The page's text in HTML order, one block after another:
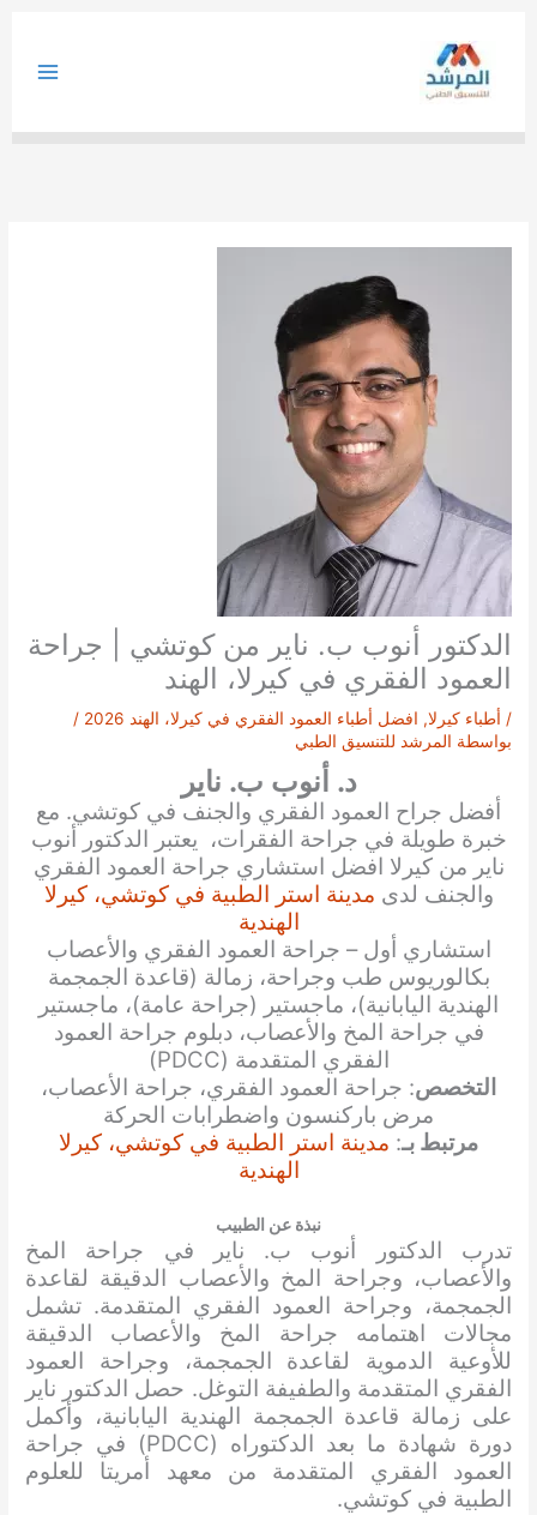
الدكتور أنوب ب. ناير من كوتشي | جراحة
العمود الفقري في كيرلا، الهند
/ أطباء كيرلا, افضل أطباء العمود الفقري في كيرلا، الهند 2026
/
بواسطة المرشد للتنسيق الطبي
د. أنوب ب. ناير
أفضل جراح العمود الفقري والجنف في كوتشي. مع
خبرة طويلة في جراحة الفقرات، يعتبر الدكتور أنوب
ناير من كيرلا افضل استشاري جراحة العمود الفقري
والجنف لدى مدينة استر الطبية في كوتشي، كيرلا
الهندية
استشاري أول – جراحة العمود الفقري والأعصاب
بكالوريوس طب وجراحة، زمالة (قاعدة الجمجمة
الهندية اليابانية)، ماجستير (جراحة عامة)، ماجستير
في جراحة المخ والأعصاب، دبلوم جراحة العمود
الفقري المتقدمة (PDCC)
التخصص: جراحة العمود الفقري، جراحة الأعصاب،
مرض باركنسون واضطرابات الحركة
مرتبط بـ: مدينة استر الطبية في كوتشي، كيرلا
الهندية
نبذة عن الطبيب
تدرب الدكتور أنوب ب. ناير في جراحة المخ
والأعصاب، وجراحة المخ والأعصاب الدقيقة لقاعدة
الجمجمة، وجراحة العمود الفقري المتقدمة. تشمل
مجالات اهتمامه جراحة المخ والأعصاب الدقيقة
للأوعية الدموية لقاعدة الجمجمة، وجراحة العمود
الفقري المتقدمة والطفيفة التوغل. حصل الدكتور ناير
على زمالة قاعدة الجمجمة الهندية اليابانية، وأكمل
دورة شهادة ما بعد الدكتوراه (PDCC) في جراحة
العمود الفقري المتقدمة من معهد أمريتا للعلوم
الطبية في كوتشي.